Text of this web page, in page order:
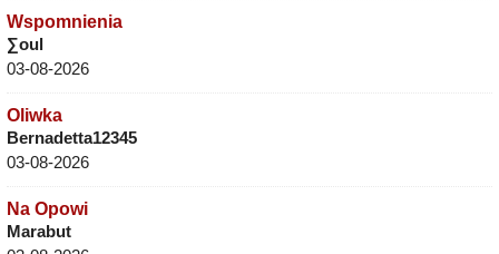
Wspomnienia
∑oul
03-08-2026
Oliwka
Bernadetta12345
03-08-2026
Na Opowi
Marabut